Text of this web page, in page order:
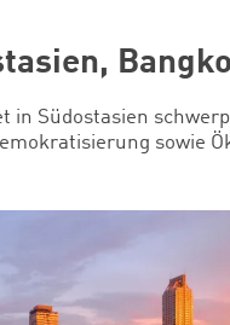
in Südostasien
sowie